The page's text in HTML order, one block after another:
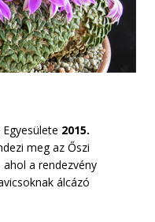
2015.
meg az Őszi
a rendezvény
álcázó